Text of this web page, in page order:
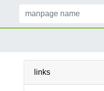
links